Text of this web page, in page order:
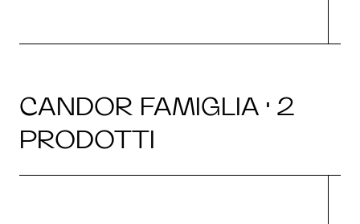
CANDOR FAMIGLIA · 2
PRODOTTI